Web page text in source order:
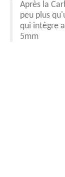
Après la
peu plus
qui intègre
5mm